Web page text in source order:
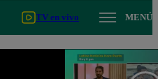
TV en vivo MENÚ